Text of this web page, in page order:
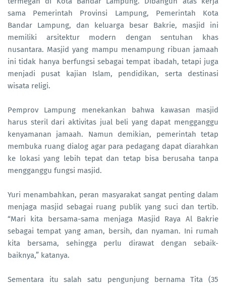
sama Pemerintah Provinsi Lampung, Pemerintah Kota
Bandar Lampung, dan keluarga besar Bakrie, masjid ini
memiliki arsitektur modern dengan sentuhan khas
nusantara. Masjid yang mampu menampung ribuan jamaah
ini tidak hanya berfungsi sebagai tempat ibadah, tetapi juga
menjadi pusat kajian Islam, pendidikan, serta destinasi
wisata religi.
Pemprov Lampung menekankan bahwa kawasan masjid
harus steril dari aktivitas jual beli yang dapat mengganggu
kenyamanan jamaah. Namun demikian, pemerintah tetap
membuka ruang dialog agar para pedagang dapat diarahkan
ke lokasi yang lebih tepat dan tetap bisa berusaha tanpa
mengganggu fungsi masjid.
Yuri menambahkan, peran masyarakat sangat penting dalam
menjaga masjid sebagai ruang publik yang suci dan tertib.
“Mari kita bersama-sama menjaga Masjid Raya Al Bakrie
sebagai tempat yang aman, bersih, dan nyaman. Ini rumah
kita bersama, sehingga perlu dirawat dengan sebaik-
baiknya,” katanya.
Sementara itu salah satu pengunjung bernama Tita (35